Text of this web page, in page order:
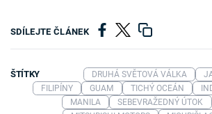
SDÍLEJTE ČLÁNEK
ŠTÍTKY DRUHÁ SVĚTOVÁ VÁLKA
FILIPÍNY
GUAM TICHÝ OCEÁN
MANILA
SEBEVRAŽEDNÝ ÚTOK